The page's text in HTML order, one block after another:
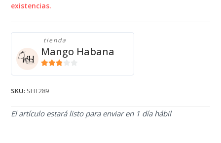
existencias.
tienda
Mango Habana
SKU: SHT289
El artículo estará listo para enviar en 1 día hábil